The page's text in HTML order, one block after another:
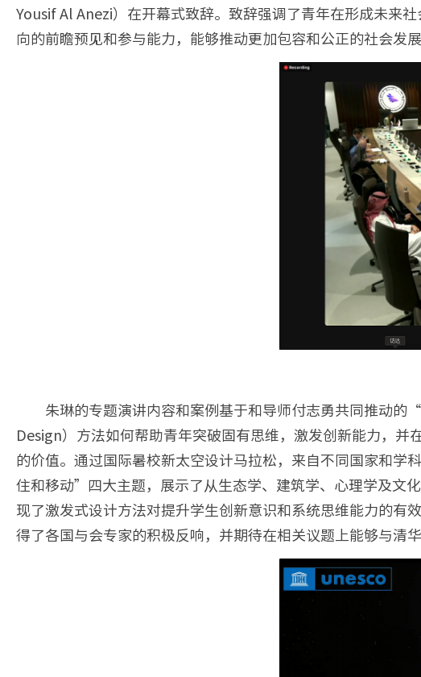
Yousif Al Anezi）在开幕式致辞。致辞强调了青年在形成未来
向的前瞻预见和参与能力，能够推动更加包容和公正的社会发展
朱琳的专题演讲内容和案例基于和导师付志勇共同推动
Design）方法如何帮助青年突破固有思维，激发创新能力，
的价值。通过国际暑校新太空设计马拉松，来自不同国家和
住和移动”四大主题，展示了从生态学、建筑学、心理学及文
现了激发式设计方法对提升学生创新意识和系统思维能力的有
得了各国与会专家的积极反响，并期待在相关议题上能够与清